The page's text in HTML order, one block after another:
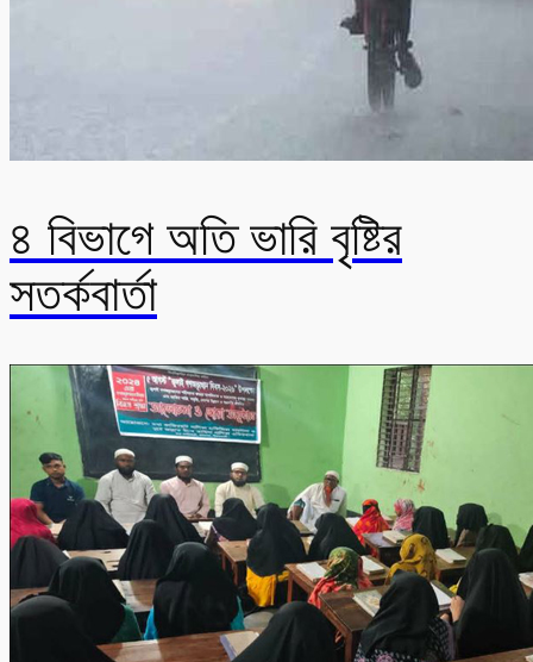
৪ বিভাগে অতি ভারি বৃষ্টির
সতর্কবার্তা